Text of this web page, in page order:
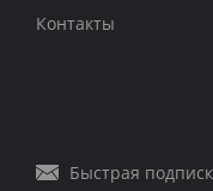
Контакты
Быстрая